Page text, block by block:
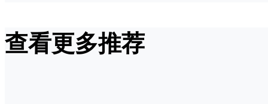
查看更多推荐